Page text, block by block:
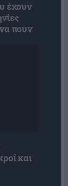
έχουν
πουν
και